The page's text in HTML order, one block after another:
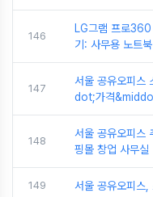
146
LG그램 프로
기: 사무용 노트
147
서울 공유오피스
dot;가격
148
서울 공유오피스
핑몰 창업 사무실
149 서울 공유오피스,